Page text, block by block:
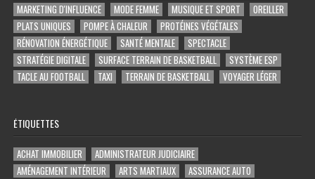
MARKETING D'INFLUENCE
MODE FEMME MUSIQUE ET SPORT
OREILLER
PLATS UNIQUES
POMPE À CHALEUR
PROTÉINES VÉGÉTALES
RÉNOVATION ÉNERGÉTIQUE
SANTÉ MENTALE
SPECTACLE
STRATÉGIE DIGITALE
SURFACE TERRAIN DE BASKETBALL
SYSTÈME ESP
TACLE AU FOOTBALL
TAXI TERRAIN DE BASKETBALL VOYAGER LÉGER
ÉTIQUETTES
ACHAT IMMOBILIER
ADMINISTRATEUR JUDICIAIRE
AMÉNAGEMENT INTÉRIEUR
ARTS MARTIAUX
ASSURANCE AUTO